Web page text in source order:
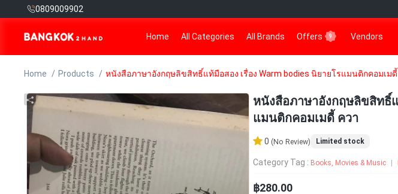
0809009902
Home All Categories All Brands Offers 9 Vendors
Home Products หนังสือภาษาอังกฤษลิขสิทธิ์แท้มือสอง เรื่อง Warm bodies นิยายโรแมนติกคอมเม
หนังสือภาษาอังกฤษลิขสิทธิ์
แมนติกคอมเมดี้ ควา
0 (No Review) Limited stock
Category Tag : Books, Movies & Music
฿280.00